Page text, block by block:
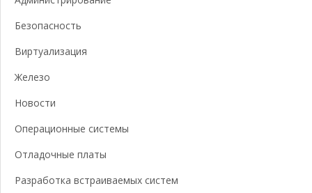
Безопасность
Виртуализация
Железо
Новости
Операционные системы
Отладочные платы
Разработка встраиваемых систем